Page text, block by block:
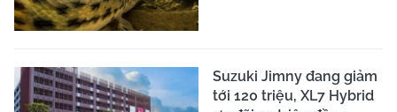
Suzuki Jimny đang giảm
tới 120 triệu, XL7 Hybrid